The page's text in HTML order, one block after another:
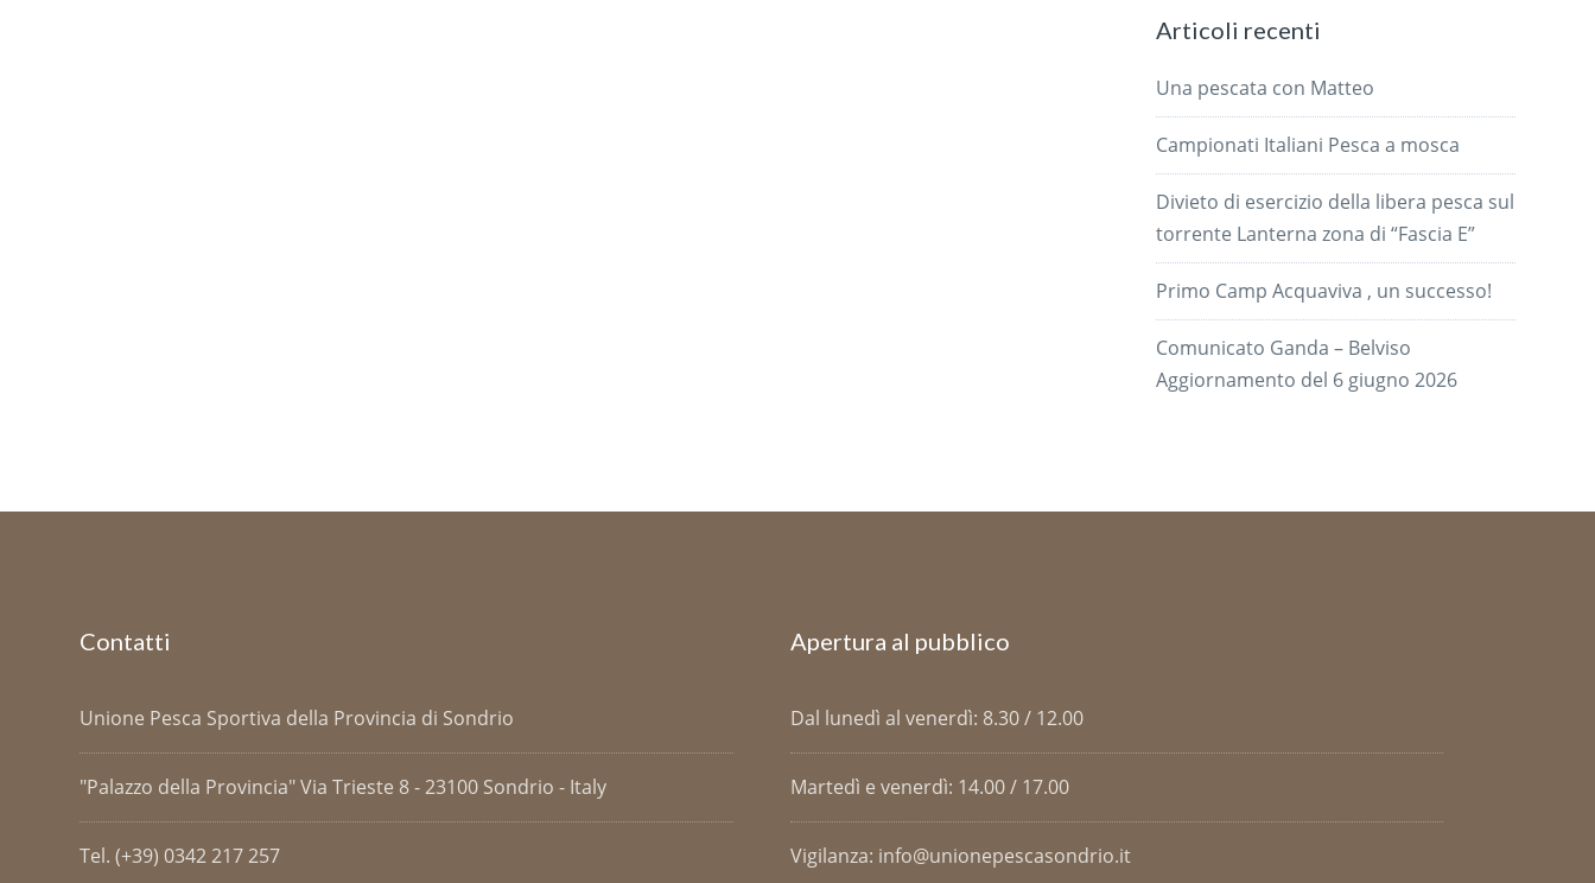
Articoli recenti
Una pescata con Matteo
Campionati Italiani Pesca a mosca
Divieto di esercizio della libera pesca sul
torrente Lanterna zona di “Fascia E”
Primo Camp Acquaviva , un successo!
Comunicato Ganda – Belviso
Aggiornamento del 6 giugno 2026
Contatti
Unione Pesca Sportiva della Provincia di Sondrio
"Palazzo della Provincia" Via Trieste 8 - 23100 Sondrio - Italy
Tel. (+39) 0342 217 257
Apertura al pubblico
Dal lunedì al venerdì: 8.30 / 12.00
Martedì e venerdì: 14.00 / 17.00
Vigilanza: info@unionepescasondrio.it